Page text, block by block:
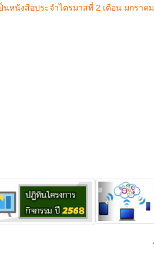
นังสือประจำไตรมาสที่ 2 เดือน มกราค